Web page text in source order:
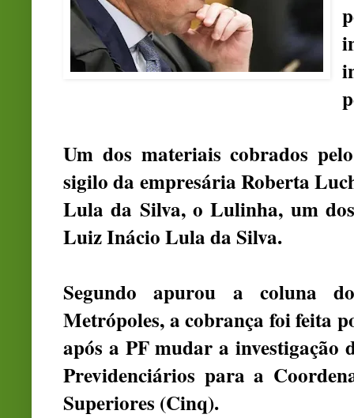
Um dos materiais cobrados
sigilo da empresária Roberta
Lula da Silva, o Lulinha, um
Luiz Inácio Lula da Silva.
Segundo apurou a coluna
Metrópoles, a cobrança foi feita
após a PF mudar a investigação
Previdenciários para a
Superiores (Cinq).